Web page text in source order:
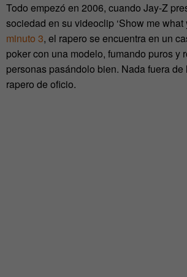
Todo empezó en 2006, cuando Jay-Z
sociedad en su videoclip ‘Show me what
minuto 3, el rapero se encuentra en un
poker con una modelo, fumando puros y
personas pasándolo bien. Nada fuera de
rapero de oficio.